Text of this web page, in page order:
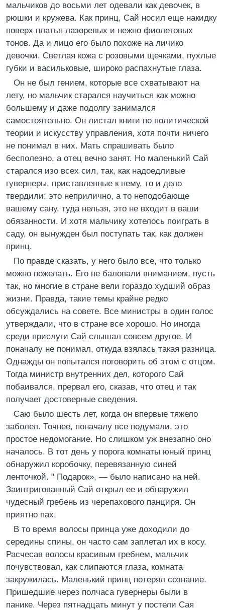
мальчиков до восьми лет одевали как девочек, в
рюшки и кружева. Как принц, Сай носил еще накидку
поверх платья лазоревых и нежно фиолетовых
тонов. Да и лицо его было похоже на личико
девочки. Светлая кожа с розовыми щечками, пухлые
губки и васильковые, широко распахнутые глаза.
Он не был гением, которые все схватывают на
лету, но мальчик старался научиться как можно
большему и даже подолгу занимался
самостоятельно. Он листал книги по политической
теории и искусству управления, хотя почти ничего
не понимал в них. Мать спрашивать было
бесполезно, а отец вечно занят. Но маленький Сай
старался изо всех сил, так, как надоедливые
гувернеры, приставленные к нему, то и дело
твердили: это неприлично, а то неподобающе
вашему сану, туда нельзя, это не входит в ваши
обязанности. И хотя мальчику хотелось поиграть в
саду, он вынужден был поступать так, как должен
принц.
По правде сказать, у него было все, что только
можно пожелать. Его не баловали вниманием, пусть
так, но многие в стране вели гораздо худший образ
жизни. Правда, такие темы крайне редко
обсуждались на совете. Все министры в один голос
утверждали, что в стране все хорошо. Но иногда
среди прислуги Сай слышал совсем другое. И
поначалу не понимал, откуда взялась такая разница.
Однажды он попытался поговорить об этом с отцом.
Тогда министр внутренних дел, которого Сай
побаивался, прервал его, сказав, что отец и так
получает достоверные сведения.
Саю было шесть лет, когда он впервые тяжело
заболел. Точнее, поначалу все подумали, это
простое недомогание. Но слишком уж внезапно оно
началось. В тот день у порога комнаты юный принц
обнаружил коробочку, перевязанную синей
ленточкой. " Подарок», — было написано на ней.
Заинтригованный Сай открыл ее и обнаружил
чудесный гребень из черепахового панциря. Он
приятно пах.
В то время волосы принца уже доходили до
середины спины, он часто сам заплетал их в косу.
Расчесав волосы красивым гребнем, мальчик
почувствовал, как слипаются глаза, комната
закружилась. Маленький принц потерял сознание.
Пришедшие через полчаса гувернеры были в
панике. Через пятнадцать минут у постели Сая